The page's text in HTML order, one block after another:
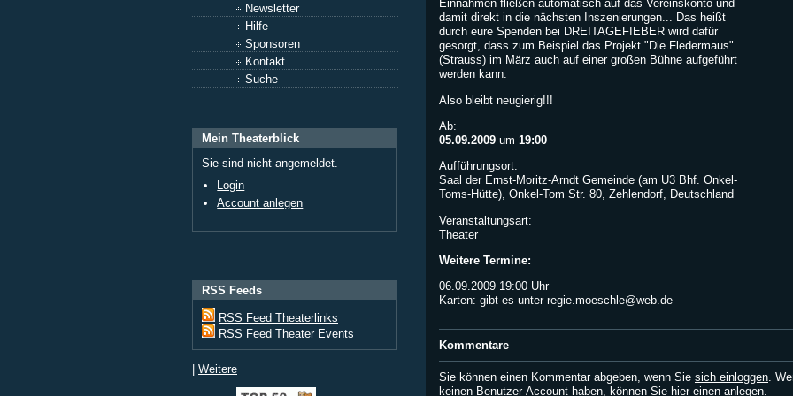
Newsletter
Hilfe
Sponsoren
Kontakt
Suche
Mein Theaterblick
Sie sind nicht angemeldet.
Login
Account anlegen
RSS Feeds
RSS Feed Theaterlinks
RSS Feed Theater Events
| Weitere
Einnahmen fließen automatisch auf das Vereinskonto und
damit direkt in die nächsten Inszenierungen... Das heißt
durch eure Spenden bei DREITAGEFIEBER wird dafür
gesorgt, dass zum Beispiel das Projekt "Die Fledermaus"
(Strauss) im März auch auf einer großen Bühne aufgeführt
werden kann.
Also bleibt neugierig!!!
Ab:
05.09.2009 um 19:00
Aufführungsort:
Saal der Ernst-Moritz-Arndt Gemeinde (am U3 Bhf. Onkel-
Toms-Hütte), Onkel-Tom Str. 80, Zehlendorf, Deutschland
Veranstaltungsart:
Theater
Weitere Termine:
06.09.2009 19:00 Uhr
Karten: gibt es unter regie.moeschle@web.de
Kommentare
Sie können einen Kommentar abgeben, wenn Sie sich einloggen.
keinen Benutzer-Account haben, können Sie hier einen anlegen.